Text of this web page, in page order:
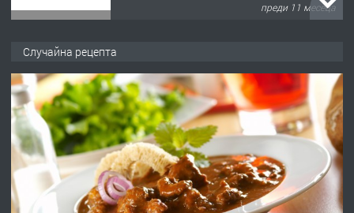
преди 11 месеца
преди 1 година
ПРЕДЛАГА Работа за общи работници
Случайна рецепта